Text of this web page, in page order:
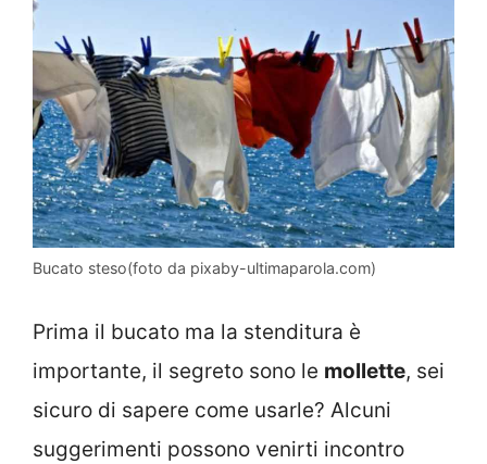
Bucato steso(foto da pixaby-ultimaparola.com)
Prima il bucato ma la stenditura è
importante, il segreto sono le mollette, sei
sicuro di sapere come usarle? Alcuni
suggerimenti possono venirti incontro